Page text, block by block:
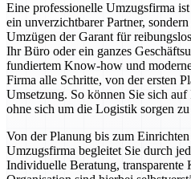
Eine professionelle Umzugsfirma
ein unverzichtbarer Partner,
Umzügen der Garant für
Ihr Büro oder ein ganzes
fundiertem Know-how und
Firma alle Schritte, von der ersten
Umsetzung. So können Sie sich
ohne sich um die Logistik sorgen zu
Von der Planung bis zum
Umzugsfirma begleitet Sie durch
Individuelle Beratung,